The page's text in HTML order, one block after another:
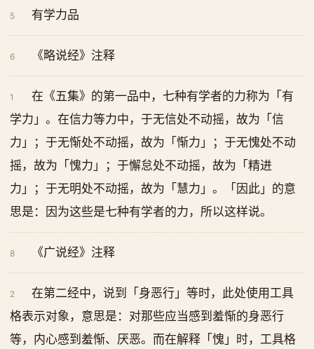
5 有学力品
6 《略说经》注释
1
在《五集》的第一品中，七种有学者的力称为「有
学力」。在信力等力中，于无信处不动摇，故为「信
力」；于无惭处不动摇，故为「惭力」；于无愧处不动
摇，故为「愧力」；于懈怠处不动摇，故为「精进
力」；于无明处不动摇，故为「慧力」。「因此」的意
思是：因为这些是七种有学者的力，所以这样说。
8 《广说经》注释
2
在第二经中，说到「身恶行」等时，此处使用工具
格表示对象，意思是：对那些应当感到羞惭的身恶行
等，内心感到羞惭、厌恶。而在解释「愧」时，工具格